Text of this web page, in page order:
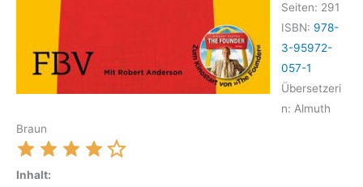
Seiten: 291
ISBN: 978-
3-95972-
057-1
Übersetzeri
n: Almuth
Braun
Inhalt: